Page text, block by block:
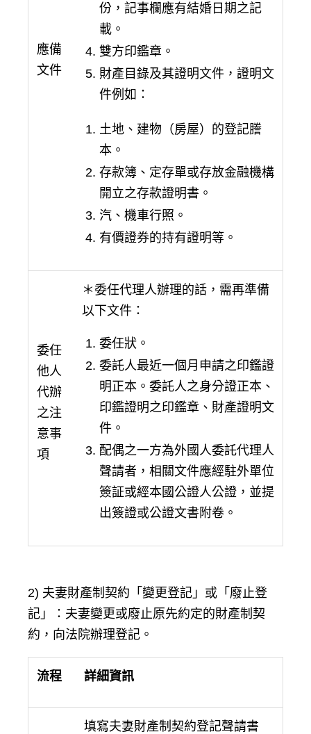
應備
文件
份，記事欄應有結婚日期之記
載。
雙方印鑑章。
財產目錄及其證明文件，證明文
件例如：
土地、建物（房屋）的登記謄
本。
存款簿、定存單或存放金融機構
開立之存款證明書。
汽、機車行照。
有價證券的持有證明等。
委任
他人
代辦
之注
意事
項
＊委任代理人辦理的話，需再準備
以下文件：
委任狀。
委託人最近一個月申請之印鑑證
明正本。委託人之身分證正本、
印鑑證明之印鑑章、財產證明文
件。
配偶之一方為外國人委託代理人
聲請者，相關文件應經駐外單位
簽証或經本國公證人公證，並提
出簽證或公證文書附卷。
2) 夫妻財產制契約「變更登記」或「廢止登
記」：夫妻變更或廢止原先約定的財產制契
約，向法院辦理登記。
流程 詳細資訊
填寫夫妻財產制契約登記聲請書